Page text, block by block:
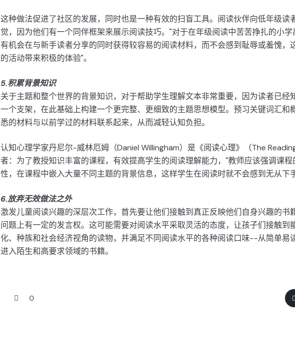
这种做法促进了社区的发展，同时也是一种有效的扫盲工具。阅读伙伴向低年级读
觉，因为他们有一个同伴框架来展示阅读技巧。"对于在年级阅读中苦苦挣扎的小学
有机会在与新手读者分享的同时获得较容易的阅读材料，而不会感到耻辱或羞愧，
的活动带来积极的体验"。
5.积累背景知识
关于主题和整个世界的背景知识，对于帮助学生理解文本非常重要，因为读者已经
一个支架，在此基础上构建一个更完整、更细致的主题思想模型。预习关键词汇和
悉的材料与以前学过的材料联系起来，从而减轻认知负担。
认知心理学家丹尼尔-威林厄姆（Daniel Willingham）是《阅读心理》（The
者：为了教授知识丰富的课程，有效提高学生的阅读理解能力，"教师应该强调课
性，在课程中嵌入大量不同主题的背景信息，这样学生在阅读时就不会感到无从下手
6.放弃无效做法之外
激发儿童阅读兴趣的深层次工作，首先要让他们接触到真正反映他们自身兴趣的书
问题上有一定的发言权。这可能需要对阅读水平采取灵活的态度，让孩子们接触到
化、种族和社会经济视角的读物，并满足不同阅读水平的各种阅读口味--从简单易
进入陌生和高要求领域的书籍。
0